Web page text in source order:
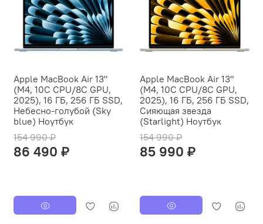
Apple MacBook Air 13"
(M4, 10C CPU/8C GPU,
2025), 16 ГБ, 256 ГБ SSD,
Небесно-голубой (Sky
blue) Ноутбук
154 990 ₽
86 490 ₽
Apple MacBook Air 13"
(M4, 10C CPU/8C GPU,
2025), 16 ГБ, 256 ГБ SSD,
Сияющая звезда
(Starlight) Ноутбук
154 990 ₽
85 990 ₽